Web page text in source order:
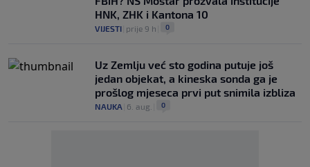
HNK, ZHK i Kantona 10
VIJESTI prije 9 h 0
Uz Zemlju već sto godina putuje još
jedan objekat, a kineska sonda ga je
prošlog mjeseca prvi put snimila izbliza
NAUKA 6. aug. 0